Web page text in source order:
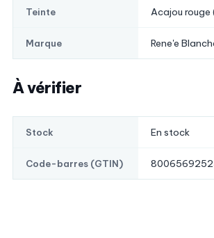
Teinte Acajou rouge
Marque Rene'e
À vérifier
Stock En stock
Code-barres (GTIN)